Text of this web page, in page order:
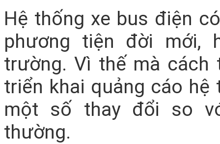
Hệ thống xe bus điện
phương tiện đời mới,
trường. Vì thế mà
triển khai quảng cáo hệ
một số thay đổi so
thường.